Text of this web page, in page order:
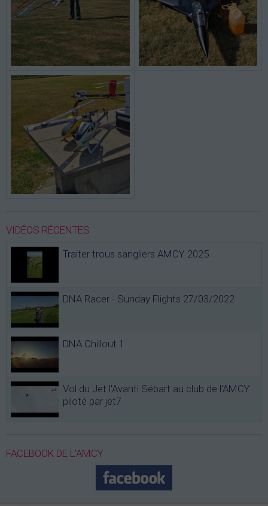
VIDÉOS RÉCENTES
Traiter trous sangliers AMCY 2025
DNA Racer - Sunday Flights 27/03/2022
DNA Chillout 1
Vol du Jet l'Avanti Sébart au club de l'AMCY
piloté par jet7
FACEBOOK DE L'AMCY